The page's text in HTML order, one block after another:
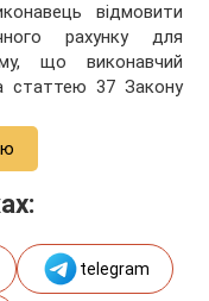
відмовити
рахунку для
що виконавчий
статтею 37 Закону
telegram